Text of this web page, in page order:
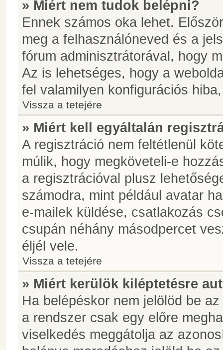
» Miért nem tudok belépni?
Ennek számos oka lehet.
meg a felhasználóneved és a
fórum adminisztrátorával, hogy
Az is lehetséges, hogy a
fel valamilyen konfigurációs
Vissza a tetejére
» Miért kell egyáltalán
A regisztráció nem feltétlenül
múlik, hogy megköveteli-e
a regisztrációval plusz
számodra, mint például avatar
e-mailek küldése, csatlakozás
csupán néhány másodpercet
éljél vele.
Vissza a tetejére
» Miért kerülök kiléptetésre
Ha belépéskor nem jelölöd be az
a rendszer csak egy előre
viselkedés meggátolja az